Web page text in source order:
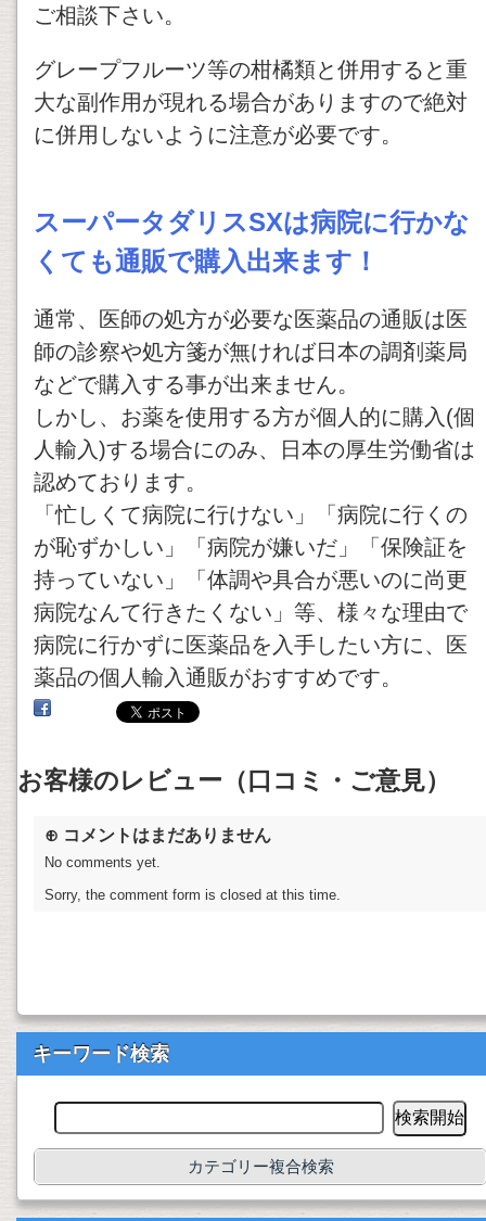
ご相談下さい。
グレープフルーツ等の柑橘類と併用すると重
大な副作用が現れる場合がありますので絶対
に併用しないように注意が必要です。
スーパータダリスSXは病院に行かな
くても通販で購入出来ます！
通常、医師の処方が必要な医薬品の通販は医
師の診察や処方箋が無ければ日本の調剤薬局
などで購入する事が出来ません。
しかし、お薬を使用する方が個人的に購入(個
人輸入)する場合にのみ、日本の厚生労働省は
認めております。
「忙しくて病院に行けない」「病院に行くの
が恥ずかしい」「病院が嫌いだ」「保険証を
持っていない」「体調や具合が悪いのに尚更
病院なんて行きたくない」等、様々な理由で
病院に行かずに医薬品を入手したい方に、医
薬品の個人輸入通販がおすすめです。
お客様のレビュー（口コミ・ご意見）
⊕ コメントはまだありません
No comments yet.
Sorry, the comment form is closed at this time.
キーワード検索
カテゴリー複合検索